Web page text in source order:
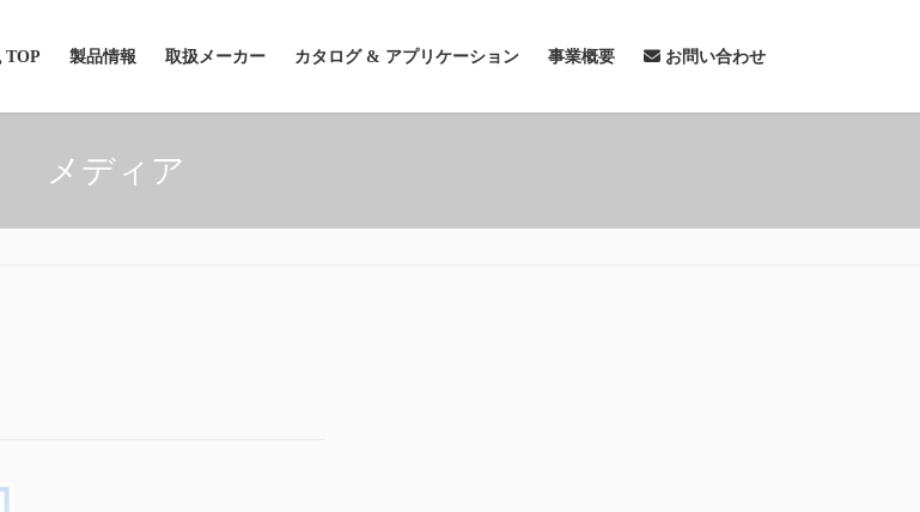
TOP 製品情報 取扱メーカー カタログ & アプリケーション 事業概要 お問い合わせ
メディア